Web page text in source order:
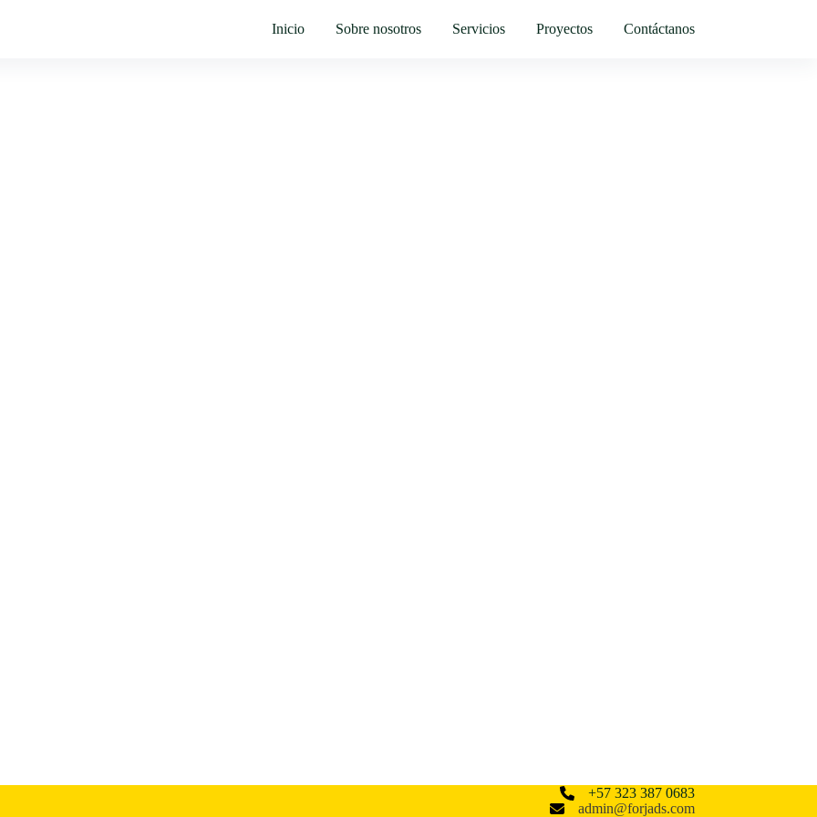
Inicio Sobre nosotros Servicios Proyectos Contáctanos
+57 323 387 0683
admin@forjads.com